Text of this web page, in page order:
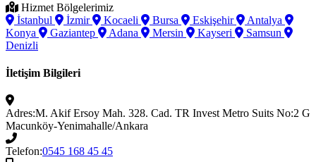
Hizmet Bölgelerimiz
İstanbul
İzmir Kocaeli Bursa Eskişehir
Antalya
Konya
Gaziantep Adana Mersin Kayseri
Samsun
Denizli
İletişim Bilgileri
Adres:M. Akif Ersoy Mah. 328. Cad. TR Invest Metro Suits No:2 G
Macunköy-Yenimahalle/Ankara
Telefon:0545 168 45 45